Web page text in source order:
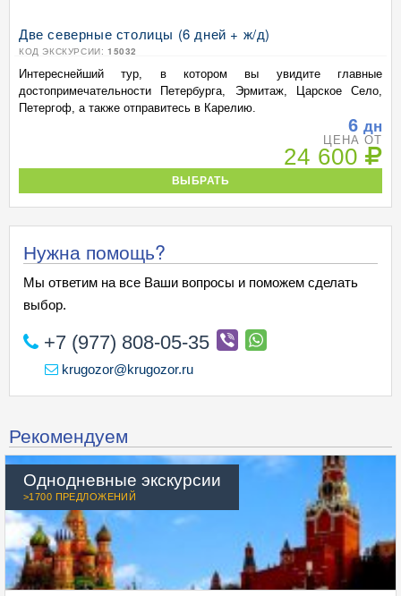
Две северные столицы (6 дней + ж/д)
КОД ЭКСКУРСИИ: 15032
Интереснейший тур, в котором вы увидите главные
достопримечательности Петербурга, Эрмитаж, Царское Село,
Петергоф, а также отправитесь в Карелию.
6 дн
ЦЕНА ОТ
24 600
ВЫБРАТЬ
Нужна помощь?
Мы ответим на все Ваши вопросы и поможем сделать
выбор.
+7 (977) 808-05-35
krugozor@krugozor.ru
Рекомендуем
Однодневные экскурсии
>1700 ПРЕДЛОЖЕНИЙ